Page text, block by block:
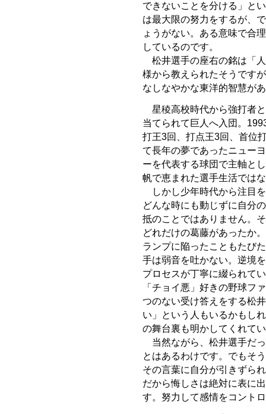
できないことを分ける」と
は最大限の努力をするが、
ょうがない。ある意味で合
しているのです。
松井選手の座右の銘は「
様から教えられたそうです
なしなやかな東洋的智慧が
星稜高校時代から強打者
当てられて巨人へ入団。
打王3回、打点王3回、首位
て長年の夢であったニュー
ーを代表する球団で主軸と
帆で恵まれた選手生活では
しかし少年時代から注目
どんな時にも動じずに自分
抵のことではありません。
どれだけの葛藤があったか
ランプに陥ったこともたび
手は弱音を吐かない。逆境
プロセスが丁寧に綴られて
「チョイ悪」好きの野球フ
つのない受け答えをする松
い」という人もいるかもし
の舞台裏も明かしてくれて
当然ながら、松井選手だ
とはあるわけです。でもそ
その言葉に自分が引きずら
だから悔しさは絶対に表に
す。努力して感情をコント